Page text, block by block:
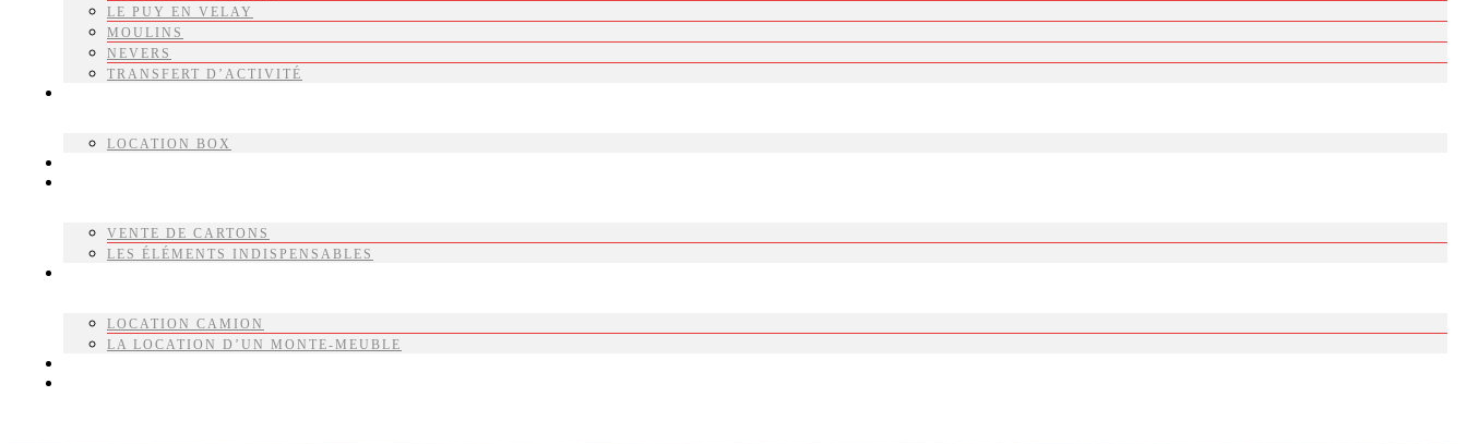
LE PUY EN VELAY
MOULINS
NEVERS
TRANSFERT D’ACTIVITÉ
LOCATION BOX
VENTE DE CARTONS
LES ÉLÉMENTS INDISPENSABLES
LOCATION CAMION
LA LOCATION D’UN MONTE-MEUBLE